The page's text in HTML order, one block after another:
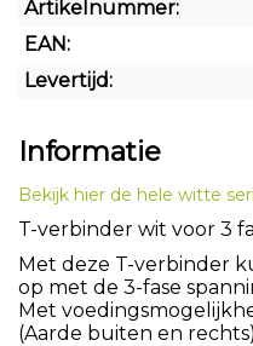
Artikelnummer:
EAN:
Levertijd:
Informatie
Bekijk hier de hele witte
T-verbinder wit voor 3
Met deze T-verbinder
op met de 3-fase
Met
(Aarde buiten en rechts)